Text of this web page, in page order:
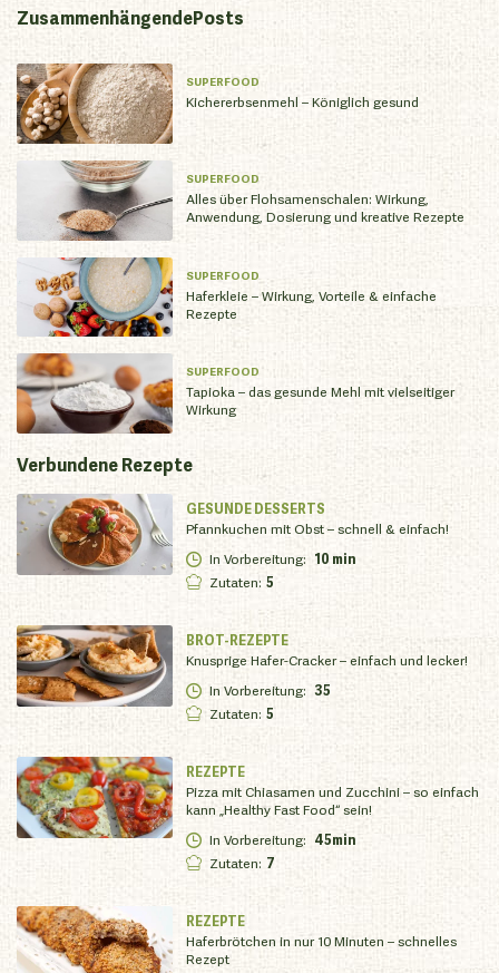
ZusammenhängendePosts
SUPERFOOD
Kichererbsenmehl – Königlich gesund
SUPERFOOD
Alles über Flohsamenschalen: Wirkung,
Anwendung, Dosierung und kreative Rezepte
SUPERFOOD
Haferkleie – Wirkung, Vorteile & einfache
Rezepte
SUPERFOOD
Tapioka – das gesunde Mehl mit vielseitiger
Wirkung
VerbundeneRezepte
GESUNDE DESSERTS
Pfannkuchen mit Obst – schnell & einfach!
In Vorbereitung: 10 min
Zutaten: 5
BROT-REZEPTE
Knusprige Hafer-Cracker – einfach und lecker!
In Vorbereitung: 35
Zutaten: 5
REZEPTE
Pizza mit Chiasamen und Zucchini – so einfach
kann „Healthy Fast Food“ sein!
In Vorbereitung: 45min
Zutaten: 7
REZEPTE
Haferbrötchen in nur 10 Minuten – schnelles
Rezept